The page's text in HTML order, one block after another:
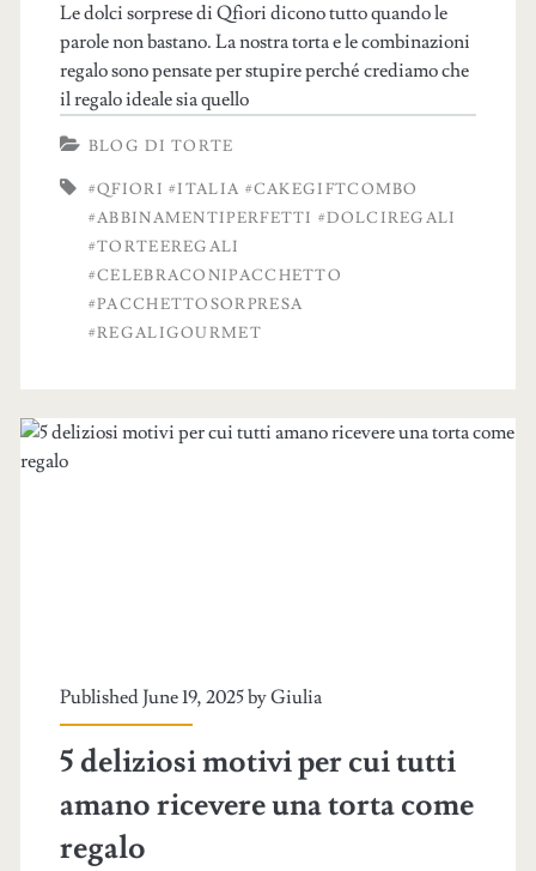
Le dolci sorprese di Qfiori dicono tutto quando le
parole non bastano. La nostra torta e le combinazioni
regalo sono pensate per stupire perché crediamo che
il regalo ideale sia quello
BLOG DI TORTE
#QFIORI #ITALIA #CAKEGIFTCOMBO
#ABBINAMENTIPERFETTI #DOLCIREGALI
#TORTEEREGALI
#CELEBRACONIPACCHETTO
#PACCHETTOSORPRESA
#REGALIGOURMET
Published June 19, 2025 byGiulia
5 deliziosi motivi per cui tutti
amano ricevere una torta come
regalo